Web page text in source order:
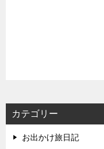
カテゴリー
お出かけ旅日記